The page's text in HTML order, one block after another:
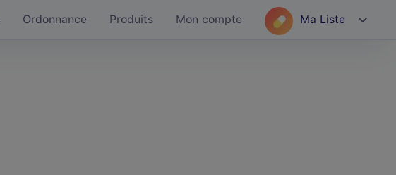
Ordonnance Produits Mon compte Ma Liste